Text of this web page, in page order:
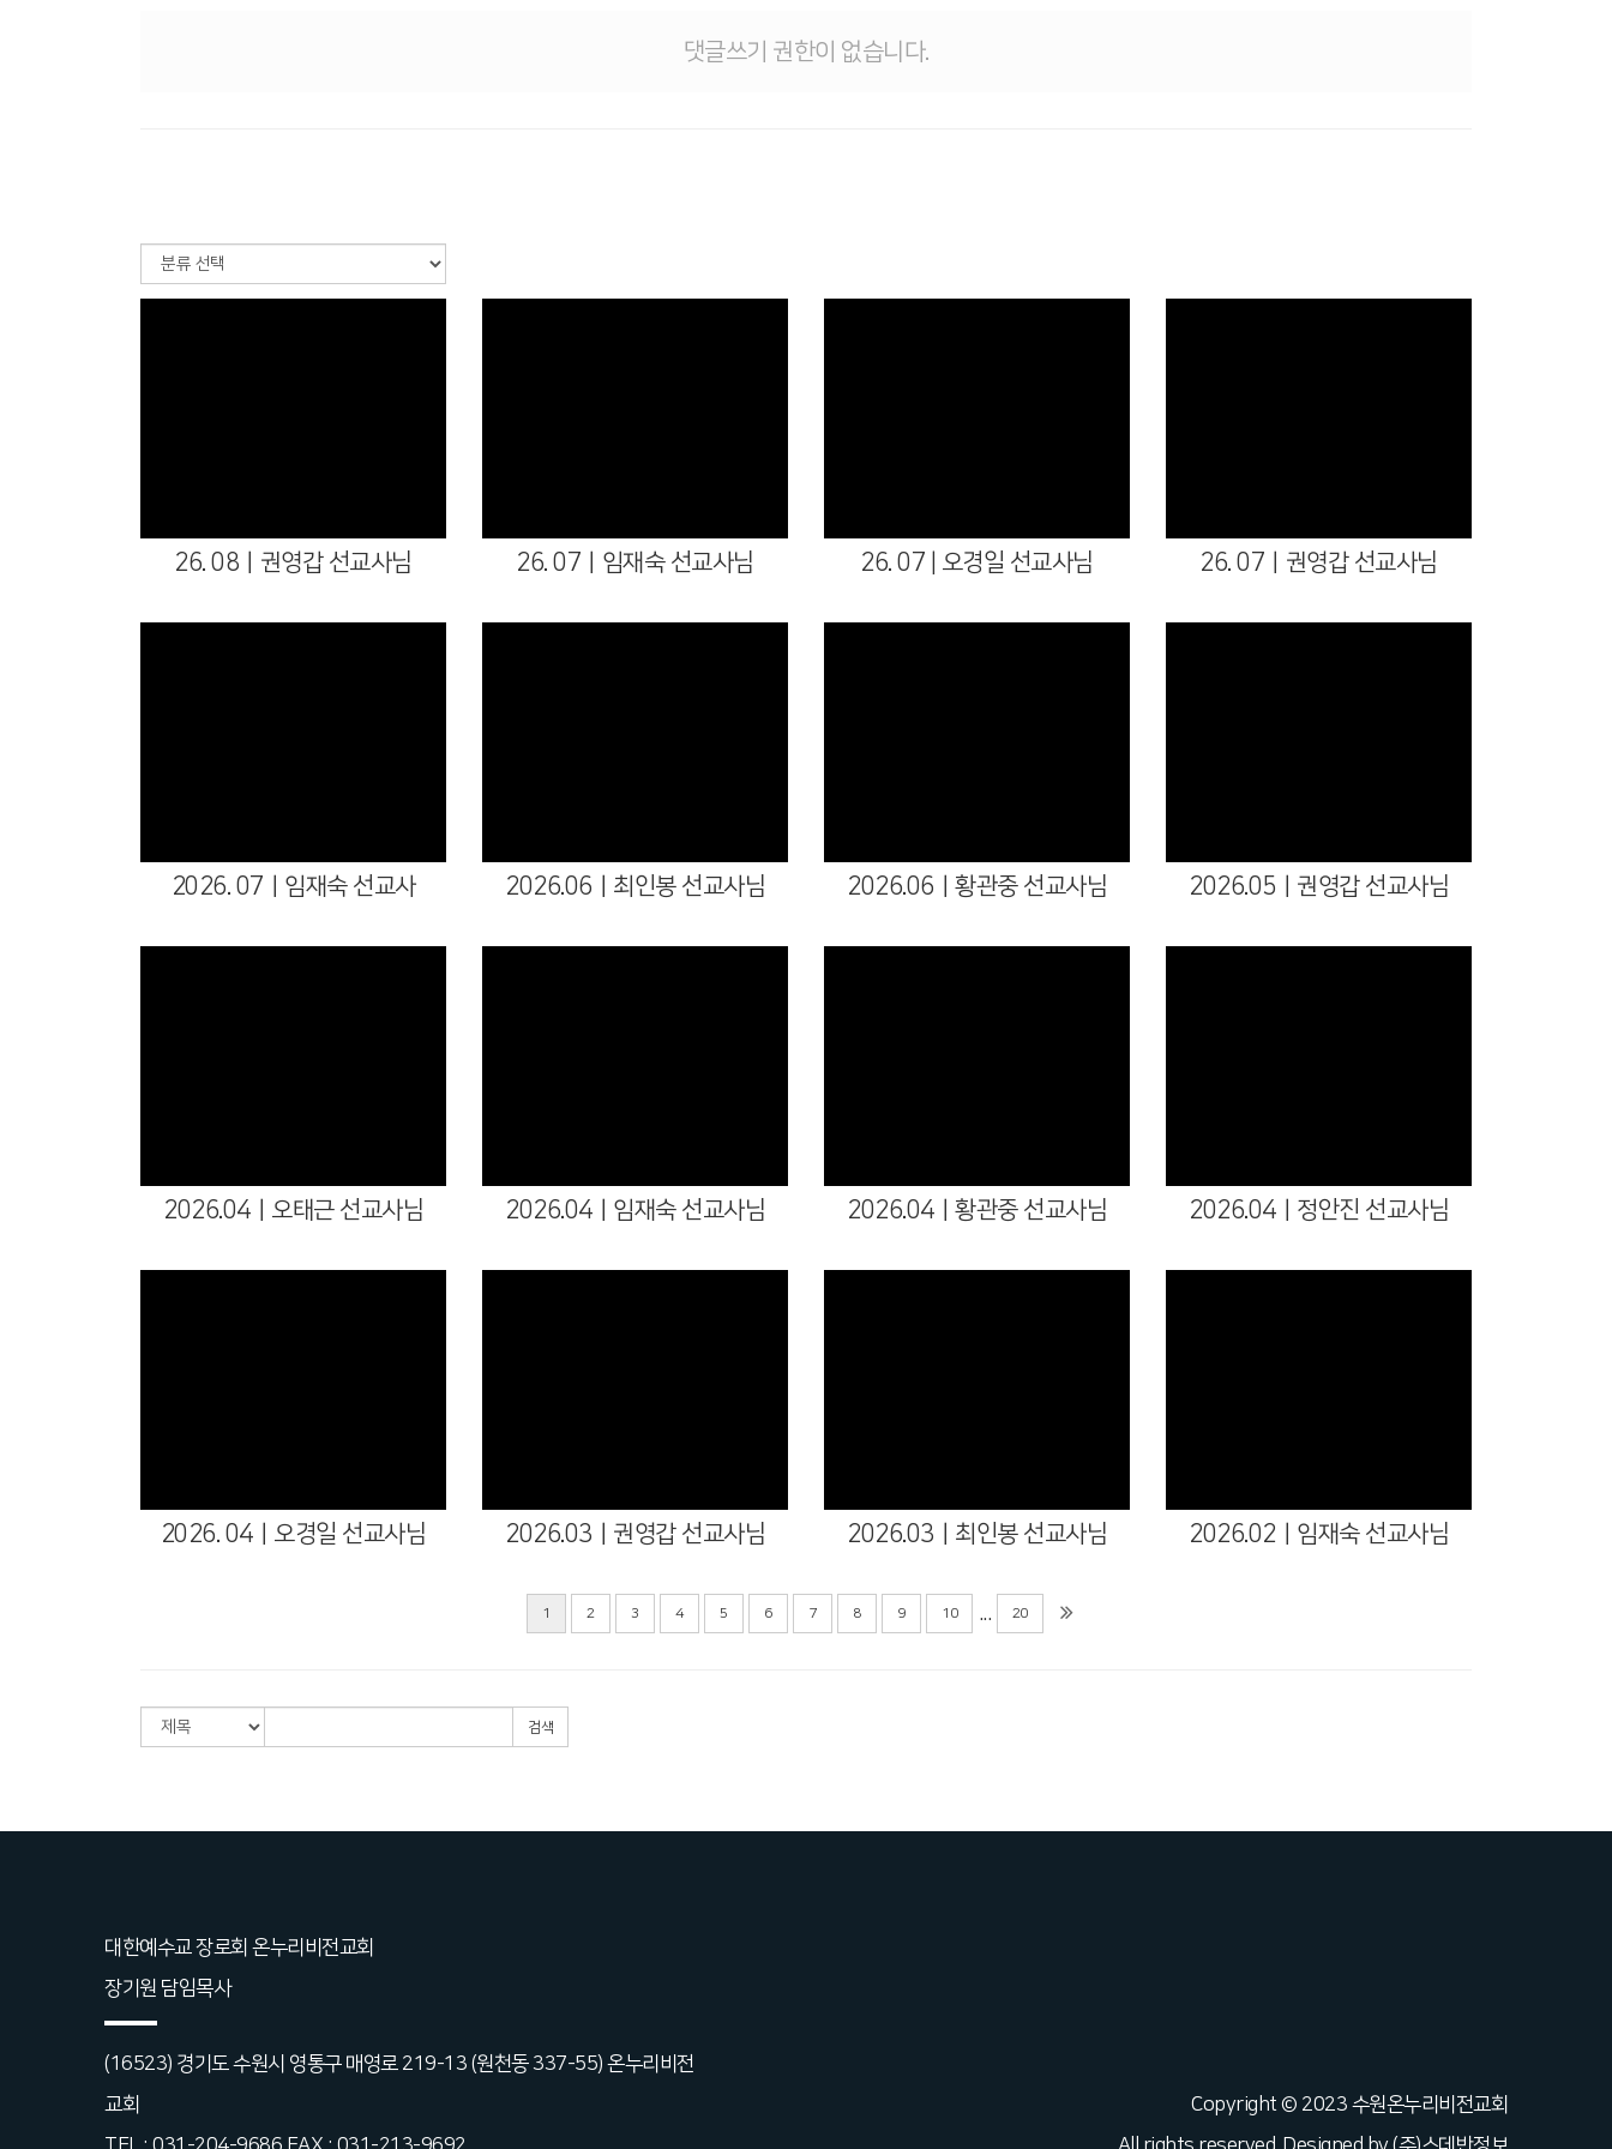
댓글쓰기 권한이 없습니다.
26. 08ㅣ권영갑 선교사님 26. 07ㅣ임재숙 선교사님 26. 07 | 오경일 선교사님 26. 07ㅣ권영갑 선교사님
2026. 07ㅣ임재숙 선교사 2026.06ㅣ최인봉 선교사님 2026.06ㅣ황관중 선교사님 2026.05ㅣ권영갑 선교사님
2026.04ㅣ오태근 선교사님 2026.04ㅣ임재숙 선교사님 2026.04ㅣ황관중 선교사님 2026.04ㅣ정안진 선교사님
2026. 04ㅣ오경일 선교사님 2026.03ㅣ권영갑 선교사님 2026.03ㅣ최인봉 선교사님 2026.02ㅣ임재숙 선교사님
1 2 3 4 5 6 7 8 9 10 ... 20
검색
대한예수교 장로회 온누리비전교회
장기원 담임목사
(16523) 경기도 수원시 영통구 매영로 219-13 (원천동 337-55) 온누리비전
교회
Copyright © 2023 수원온누리비전교회